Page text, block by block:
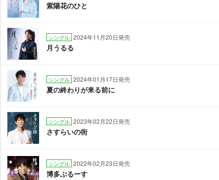
紫陽花のひと
シングル 2024年11月20日発売
月うるる
シングル 2024年01月17日発売
夏の終わりが来る前に
シングル 2023年02月22日発売
さすらいの街
シングル 2022年02月23日発売
博多ぶるーす